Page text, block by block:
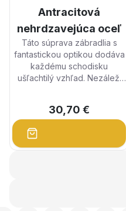
Antracitová
nehrdzavejúca oceľ
Táto súprava zábradlia s
fantastickou optikou dodáva
každému schodisku
ušľachtilý vzhľad. Nezáleží
priestoroch, kde by mala byť
optika: Toto madlo je samo o
sebe pútavým prvkom.
30,70 €